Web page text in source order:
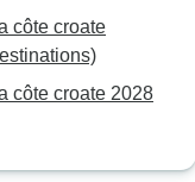
côte croate
côte croate 2028